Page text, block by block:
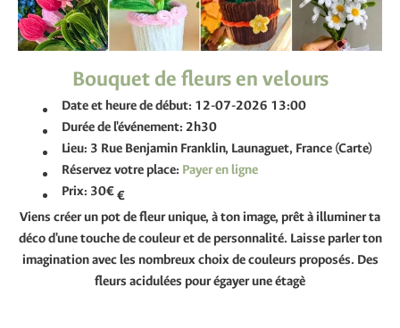
Bouquet de fleurs en velours
Date et heure de début: 12-07-2026 13:00
Durée de l'événement: 2h30
Lieu: 3 Rue Benjamin Franklin, Launaguet, France (Carte)
Réservez votre place:
Prix: 30€€
Viens créer un pot de fleur unique, à ton image, prêt à illuminer ta
déco d'une touche de couleur et de personnalité. Laisse parler ton
imagination avec les nombreux choix de couleurs proposés. Des
fleurs acidulées pour égayer une étagè